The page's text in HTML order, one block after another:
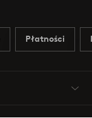
Płatności